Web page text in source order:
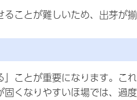
ことが難しいため、出芽が
ことが重要になります。こ
くなりやすいほ場では、過